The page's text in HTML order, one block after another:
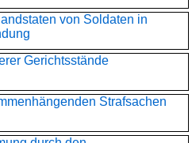
von Soldaten in
Gerichtsstände
Strafsachen